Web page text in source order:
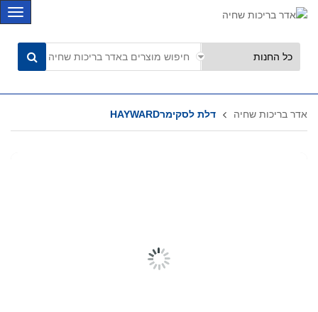
C
t
o
אדר בריכות שחיה דלת לסקימרHAYWARD